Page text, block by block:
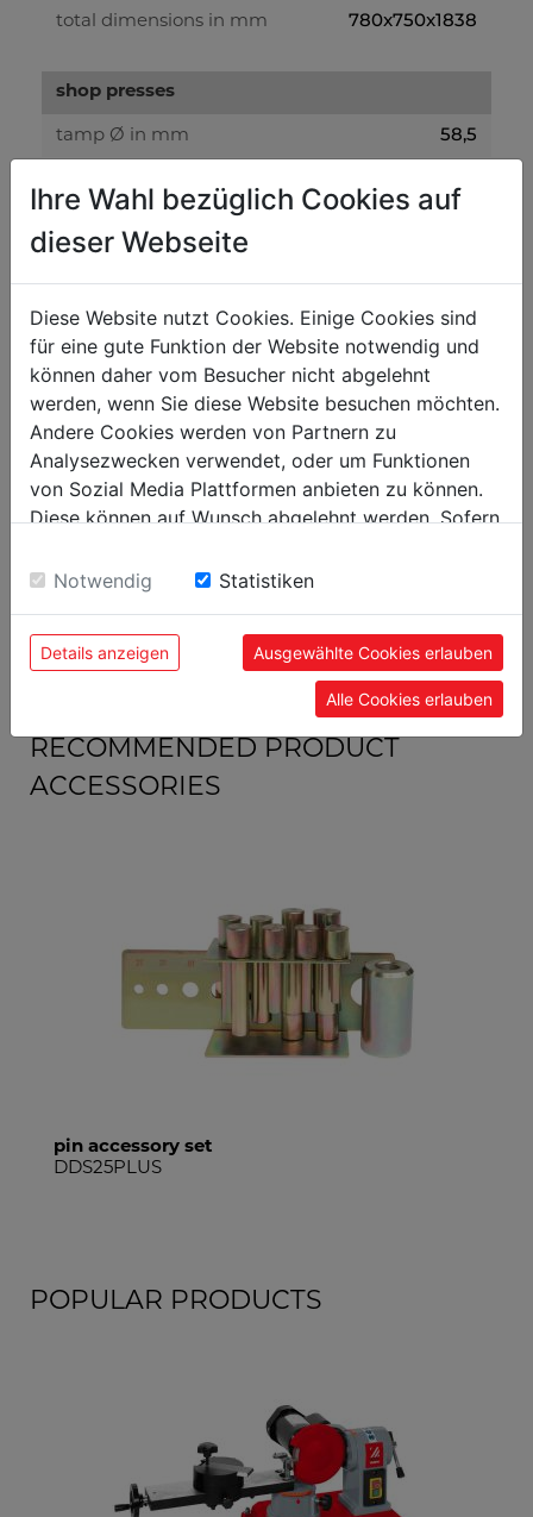
total dimensions in mm 780x750x1838
shop presses
tamp Ø in mm 58,5
weight
gross weight in kg
170
packaging
packaging width in mm 335
packaging length in mm
packaging height in mm 295
RECOMMENDED PRODUCT
ACCESSORIES
pin accessory set
DDS25PLUS
POPULAR PRODUCTS
Ihre Wahl bezüglich Cookies auf
dieser Webseite
Diese Website nutzt Cookies. Einige Cookies sind
für eine gute Funktion der Website notwendig und
können daher vom Besucher nicht abgelehnt
werden, wenn Sie diese Website besuchen möchten.
Andere Cookies werden von Partnern zu
Analysezwecken verwendet, oder um Funktionen
von Sozial Media Plattformen anbieten zu können.
Diese können auf Wunsch abgelehnt werden. Sofern
Einwilligung zu unseren Cookies.
Notwendig Statistiken
Details anzeigen Ausgewählte Cookies erlauben
Alle Cookies erlauben